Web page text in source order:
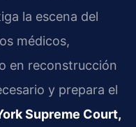
la escena del
médicos,
en reconstrucción
y prepara el
Supreme Court,